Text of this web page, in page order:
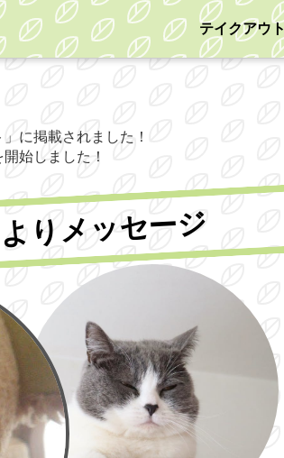
テイクアウト
に掲載されました！
始しました！
りメッセージ